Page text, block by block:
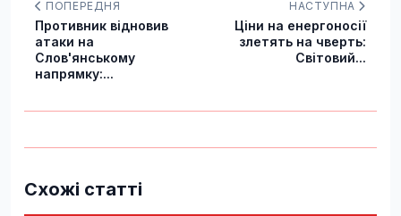
ПОПЕРЕДНЯ
Противник відновив
атаки на
Слов'янському
напрямку:...
НАСТУПНА
Ціни на енергоносії
злетять на чверть:
Світовий...
Схожі статті